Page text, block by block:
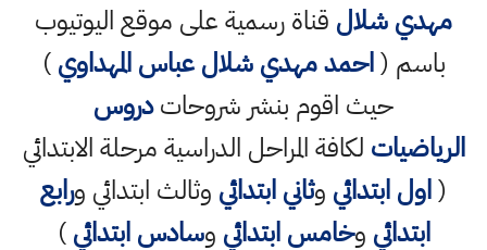
مهدي شلال قناة رسمية على موقع اليوتيوب
باسم (احمد مهدي شلال عباس المهداوي)
حيث اقوم بنشر شروحاتدروس
الرياضيات لكافة المراحل الدراسية مرحلة الابتدائي
(اول ابتدائي وثاني ابتدائي وثالث ابتدائي ورابع
ابتدائي وخامس ابتدائي وسادس ابتدائي)